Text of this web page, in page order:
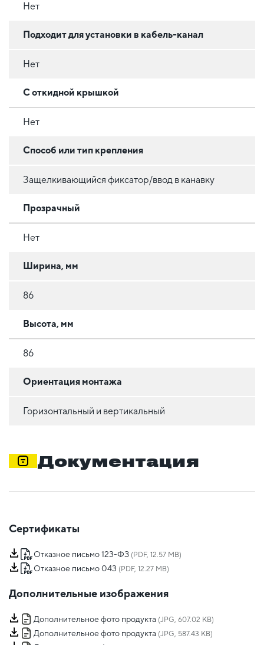
Нет
Подходит для установки в кабель-канал
Нет
С откидной крышкой
Нет
Способ или тип крепления
Защелкивающийся фиксатор/ввод в канавку
Прозрачный
Нет
Ширина, мм
86
Высота, мм
86
Ориентация монтажа
Горизонтальный и вертикальный
Документация
Сертификаты
Отказное письмо 123-ФЗ (PDF, 12.57 MB)
Отказное письмо 043 (PDF, 12.27 MB)
Дополнительные изображения
Дополнительное фото продукта (JPG, 607.02 KB)
Дополнительное фото продукта (JPG, 587.43 KB)